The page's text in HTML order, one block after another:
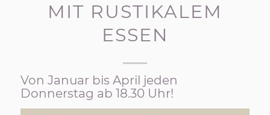
MIT RUSTIKALEM
ESSEN
Von Januar bis April jeden
Donnerstag ab 18.30 Uhr!